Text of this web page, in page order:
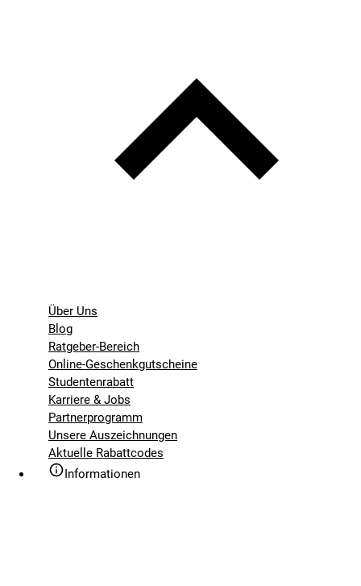
Über Uns
Blog
Ratgeber-Bereich
Online-Geschenkgutscheine
Studentenrabatt
Karriere & Jobs
Partnerprogramm
Unsere Auszeichnungen
Aktuelle Rabattcodes
Informationen